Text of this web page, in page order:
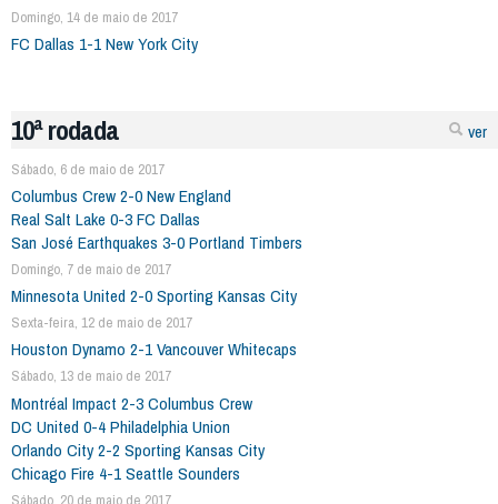
Domingo, 14 de maio de 2017
FC Dallas 1-1 New York City
ver
10ª rodada
Sábado, 6 de maio de 2017
Columbus Crew 2-0 New England
Real Salt Lake 0-3 FC Dallas
San José Earthquakes 3-0 Portland Timbers
Domingo, 7 de maio de 2017
Minnesota United 2-0 Sporting Kansas City
Sexta-feira, 12 de maio de 2017
Houston Dynamo 2-1 Vancouver Whitecaps
Sábado, 13 de maio de 2017
Montréal Impact 2-3 Columbus Crew
DC United 0-4 Philadelphia Union
Orlando City 2-2 Sporting Kansas City
Chicago Fire 4-1 Seattle Sounders
Sábado, 20 de maio de 2017